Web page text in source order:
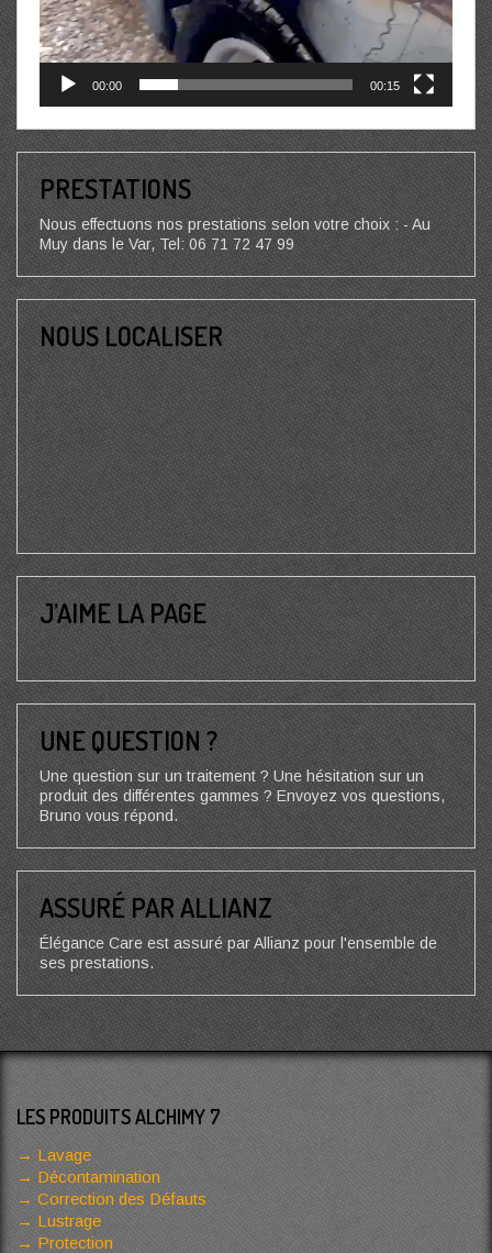
00:00 00:15
PRESTATIONS
Nous effectuons nos prestations selon votre choix : - Au
Muy dans le Var, Tel: 06 71 72 47 99
NOUS LOCALISER
J’AIME LA PAGE
UNE QUESTION ?
Une question sur un traitement ? Une hésitation sur un
produit des différentes gammes ? Envoyez vos questions,
Bruno vous répond.
ASSURÉ PAR ALLIANZ
Élégance Care est assuré par Allianz pour l'ensemble de
ses prestations.
LES PRODUITS ALCHIMY 7
Lavage
Décontamination
Correction des Défauts
Lustrage
Protection